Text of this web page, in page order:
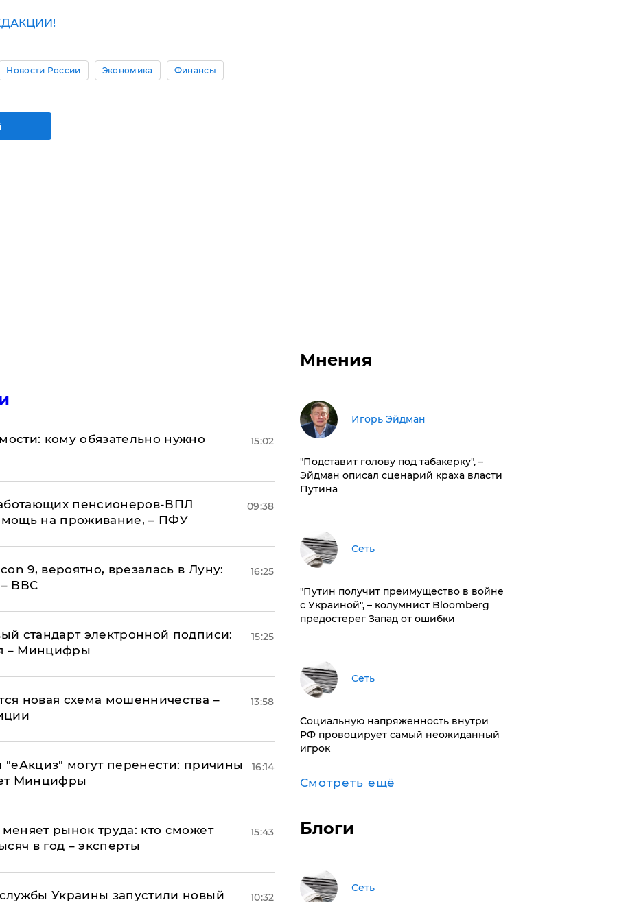
Новости России Экономика Финансы
кому обязательно нужно
15:02
пенсионеров-ВПЛ
на проживание, – ПФУ
09:38
9, вероятно, врезалась в Луну:
ВВС
16:25
стандарт электронной подписи:
– Минцифры
15:25
новая схема мошенничества –
13:58
"еАкциз" могут перенести: причины
Минцифры
16:14
рынок труда: кто сможет
в год – эксперты
15:43
Украины запустили новый 10:32
Мнения
Игорь Эйдман
​"Подставит голову под табакерку", –
Эйдман описал сценарий краха власти
Путина
Сеть
"Путин получит преимущество в войне
с Украиной", – колумнист Bloomberg
предостерег Запад от ошибки
Сеть
Социальную напряженность внутри
РФ провоцирует самый неожиданный
игрок
Смотреть ещё
Блоги
Сеть